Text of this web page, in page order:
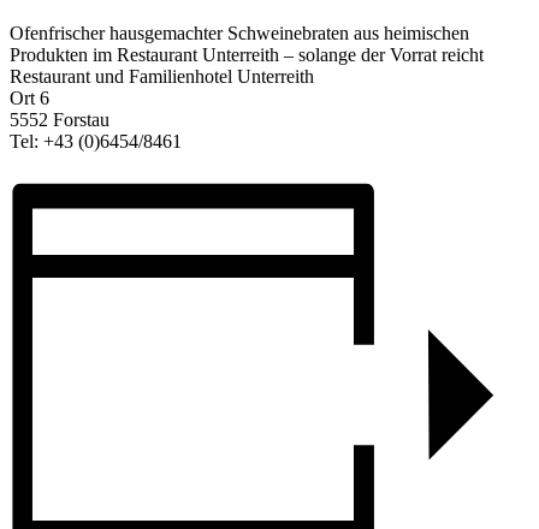
Ofenfrischer hausgemachter Schweinebraten aus heimischen
Produkten im Restaurant Unterreith – solange der Vorrat reicht
Restaurant und Familienhotel Unterreith
Ort 6
5552 Forstau
Tel: +43 (0)6454/8461